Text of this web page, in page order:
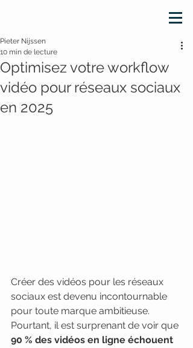
Optimisez votre workflow
vidéo pour réseaux sociaux
en 2025
Pieter Nijssen
10 min de lecture
Créer des vidéos pour les réseaux
sociaux est devenu incontournable
pour toute marque ambitieuse.
Pourtant, il est surprenant de voir que
90 % des vidéos en ligne échouent